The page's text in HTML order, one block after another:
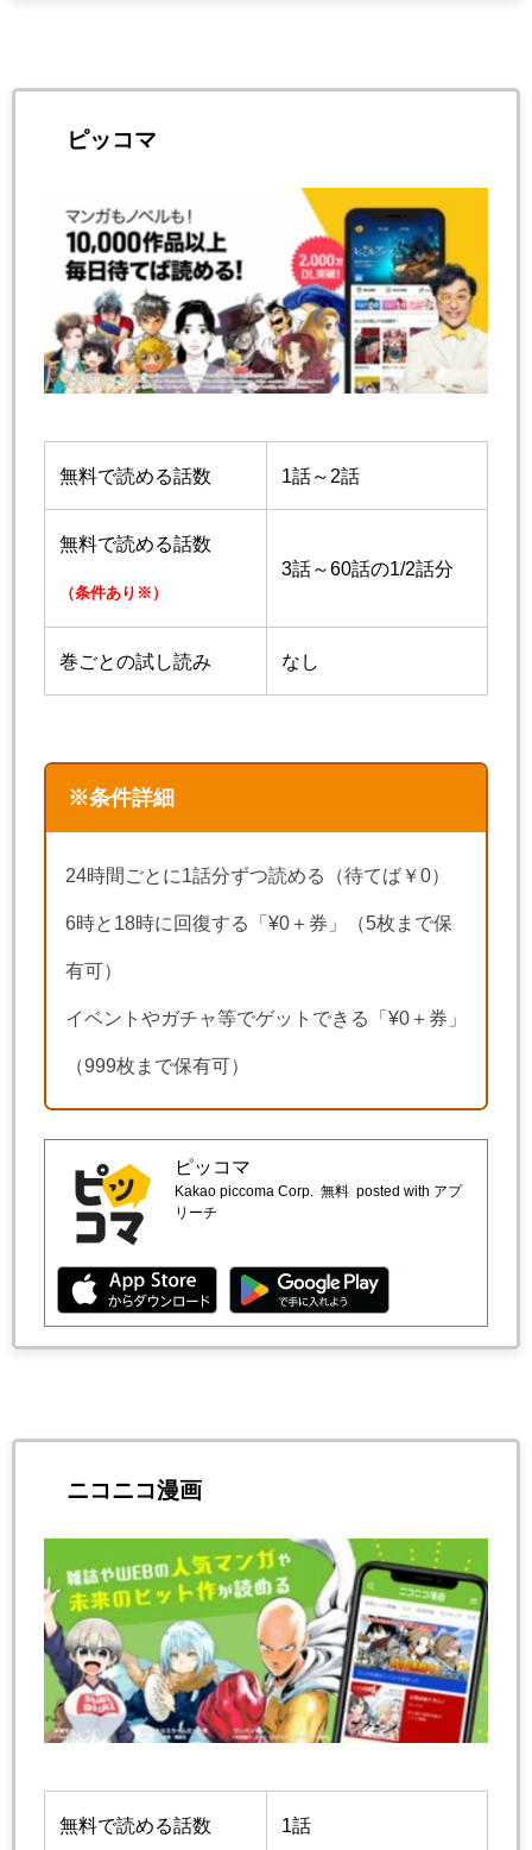
ピッコマ
無料で読める話数 1話～2話
無料で読める話数
（条件あり※）
3話～60話の1/2話分
巻ごとの試し読み なし
※条件詳細
24時間ごとに1話分ずつ読める（待てば￥0）
6時と18時に回復する「¥0＋券」（5枚まで保
有可）
イベントやガチャ等でゲットできる「¥0＋券」
（999枚まで保有可）
ピッコマ
Kakao piccoma Corp. 無料 posted with アプ
リーチ
ニコニコ漫画
無料で読める話数 1話